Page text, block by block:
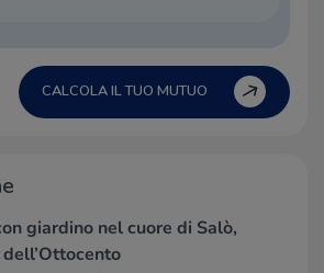
CALCOLA IL TUO MUTUO
giardino nel cuore di Salò,